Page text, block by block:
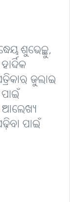
ଶୁଭେଚ୍ଛୁ,
ଜୁଲାଇ
ଆଲେଖ୍ୟ
ପାଇଁ